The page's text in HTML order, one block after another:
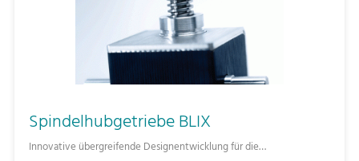
Spindelhubgetriebe BLIX
Innovative übergreifende Designentwicklung für die…